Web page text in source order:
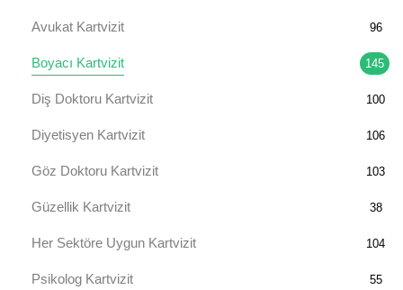
Avukat Kartvizit 96
Boyacı Kartvizit 145
Diş Doktoru Kartvizit 100
Diyetisyen Kartvizit 106
Göz Doktoru Kartvizit 103
Güzellik Kartvizit 38
Her Sektöre Uygun Kartvizit 104
Psikolog Kartvizit 55